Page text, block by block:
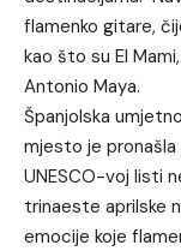
flamenko gitare,
kao što su El
Antonio Maya.
Španjolska
mjesto je pronašla
UNESCO-voj listi
trinaeste aprilske
emocije koje